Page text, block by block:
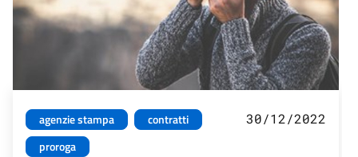
agenzie stampa
contratti
proroga
30/12/2022